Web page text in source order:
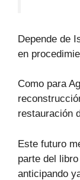
Depende de
en
Como para
restauración
Este futuro
parte del
anticipando